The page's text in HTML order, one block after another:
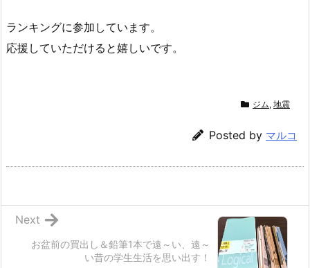
ランキングに参加しています。
応援していただけると嬉しいです。
ジム, 地震
Posted by マルコ
お盆前の買出し＆鉛筆1本で遠～い、遠～
い昔の学生生活を思い出す！
Next